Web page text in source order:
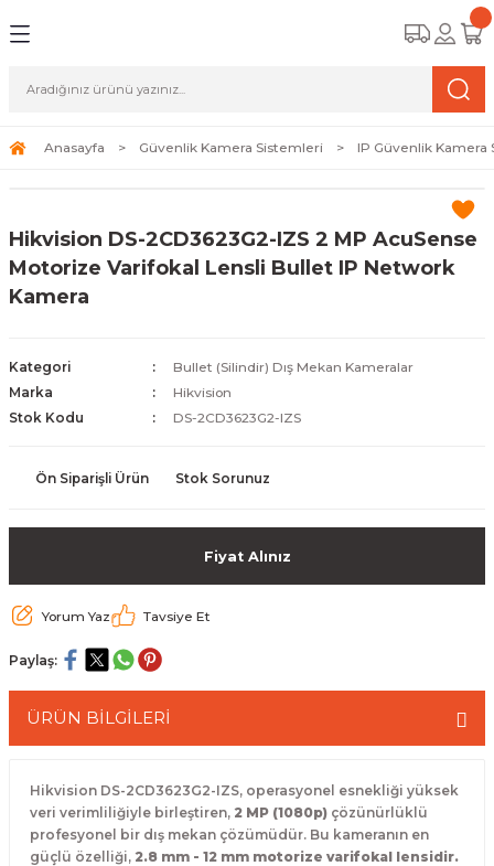
Sistemleri
Sistemleri (Network Kameraları)
ve Depolama Çözümleri
ve Bağlantı Kabloları
Kamera Lisansları
Güvenlik
Duvarı) Cihazları
Ağ Yönlendiricileri
Fi) ve Access Point Ürünleri
Antivirüs Yazılımları
ve Depolama Ürünleri
SSD
Kurtarma
Merkezi Altyapısı
Anasayfa Güvenlik Kamera Sistemleri IP Güvenlik Kamera
Hikvision DS-2CD3623G2-IZS 2 MP AcuSense
Motorize Varifokal Lensli Bullet IP Network
Kamera
Kategori
Bullet (Silindir) Dış Mekan Kameralar
Marka
Hikvision
Stok Kodu
DS-2CD3623G2-IZS
Ön Siparişli Ürün Stok Sorunuz
Fiyat Alınız
Yorum Yaz Tavsiye Et
Paylaş:
ÜRÜN BİLGİLERİ
Hikvision DS-2CD3623G2-IZS, operasyonel esnekliği yüksek
veri verimliliğiyle birleştiren, 2 MP (1080p) çözünürlüklü
profesyonel bir dış mekan çözümüdür. Bu kameranın en
güçlü özelliği, 2.8 mm - 12 mm motorize varifokal lensidir.